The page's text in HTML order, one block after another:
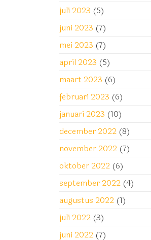
juli 2023 (5)
juni 2023 (7)
mei 2023 (7)
april 2023 (5)
maart 2023 (6)
februari 2023 (6)
januari 2023 (10)
december 2022 (8)
november 2022 (7)
oktober 2022 (6)
september 2022 (4)
augustus 2022 (1)
juli 2022 (3)
juni 2022 (7)